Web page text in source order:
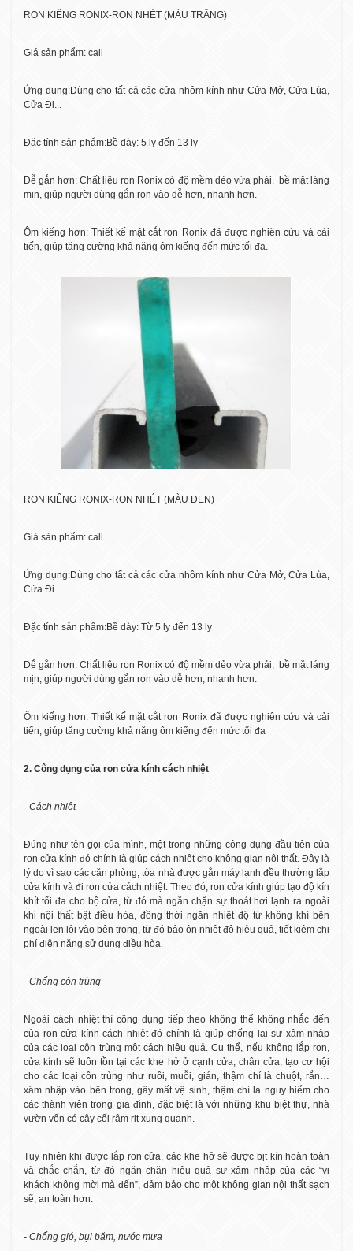
RON KIẾNG RONIX-RON NHÉT (MÀU TRẮNG)
Giá sản phẩm: call
Ứng dụng:Dùng cho tất cả các cửa nhôm kính như Cửa Mở, Cửa Lùa,
Cửa Đi...
Đặc tính sản phẩm:Bề dày: 5 ly đến 13 ly
Dễ gắn hơn: Chất liệu ron Ronix có độ mềm dẻo vừa phải, bề mặt láng
mịn, giúp người dùng gắn ron vào dễ hơn, nhanh hơn.
Ôm kiếng hơn: Thiết kế mặt cắt ron Ronix đã được nghiên cứu và cải
tiến, giúp tăng cường khả năng ôm kiếng đến mức tối đa.
RON KIẾNG RONIX-RON NHÉT (MÀU ĐEN)
Giá sản phẩm: call
Ứng dụng:Dùng cho tất cả các cửa nhôm kính như Cửa Mở, Cửa Lùa,
Cửa Đi...
Đặc tính sản phẩm:Bề dày: Từ 5 ly đến 13 ly
Dễ gắn hơn: Chất liệu ron Ronix có độ mềm dẻo vừa phải, bề mặt láng
mịn, giúp người dùng gắn ron vào dễ hơn, nhanh hơn.
Ôm kiếng hơn: Thiết kế mặt cắt ron Ronix đã được nghiên cứu và cải
tiến, giúp tăng cường khả năng ôm kiếng đến mức tối đa
2. Công dụng của ron cửa kính cách nhiệt
- Cách nhiệt
Đúng như tên gọi của mình, một trong những công dụng đầu tiên của
ron cửa kính đó chính là giúp cách nhiệt cho không gian nội thất. Đây là
lý do vì sao các căn phòng, tòa nhà được gắn máy lạnh đều thường lắp
cửa kính và đi ron cửa cách nhiệt. Theo đó, ron cửa kính giúp tạo độ kín
khít tối đa cho bộ cửa, từ đó mà ngăn chặn sự thoát hơi lạnh ra ngoài
khi nội thất bật điều hòa, đồng thời ngăn nhiệt độ từ không khí bên
ngoài len lỏi vào bên trong, từ đó bảo ôn nhiệt độ hiệu quả, tiết kiệm chi
phí điện năng sử dụng điều hòa.
- Chống côn trùng
Ngoài cách nhiệt thì công dụng tiếp theo không thể không nhắc đến
của ron cửa kính cách nhiệt đó chính là giúp chống lại sự xâm nhập
của các loại côn trùng một cách hiệu quả. Cụ thể, nếu không lắp ron,
cửa kính sẽ luôn tồn tại các khe hở ở cạnh cửa, chân cửa, tạo cơ hội
cho các loại côn trùng như ruồi, muỗi, gián, thậm chí là chuột, rắn…
xâm nhập vào bên trong, gây mất vệ sinh, thậm chí là nguy hiểm cho
các thành viên trong gia đình, đặc biệt là với những khu biệt thự, nhà
vườn vốn có cây cối rậm rịt xung quanh.
Tuy nhiên khi được lắp ron cửa, các khe hở sẽ được bịt kín hoàn toàn
và chắc chắn, từ đó ngăn chặn hiệu quả sự xâm nhập của các “vị
khách không mời mà đến”, đảm bảo cho một không gian nội thất sạch
sẽ, an toàn hơn.
- Chống gió, bụi bặm, nước mưa